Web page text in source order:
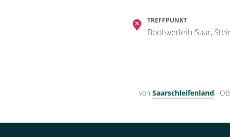
TREFFPUNKT
Bootsverleih-Saar,
von Saarschleifenland ·